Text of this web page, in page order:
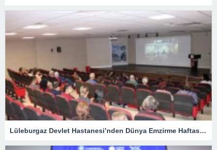
Lüleburgaz Devlet Hastanesi’nden Dünya Emzirme Haftası Katılımı